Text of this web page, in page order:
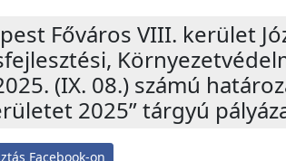
Főváros VIII. kerület
(IX. 08.) számú
2025” tárgyú
Facebook-on